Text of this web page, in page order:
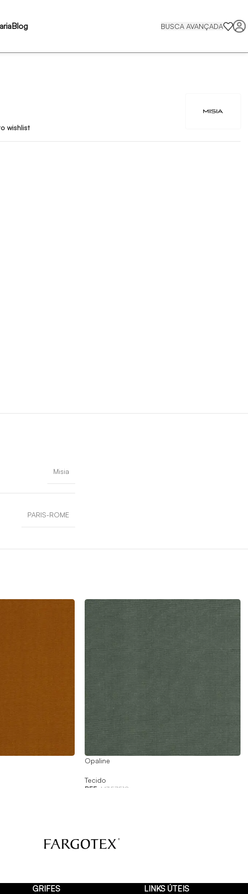
Blog BUSCA AVANÇADA
wishlist
Misia
PARIS-ROME
Opaline
Tecido
REF: M357518
GRIFES LINKS ÚTEIS